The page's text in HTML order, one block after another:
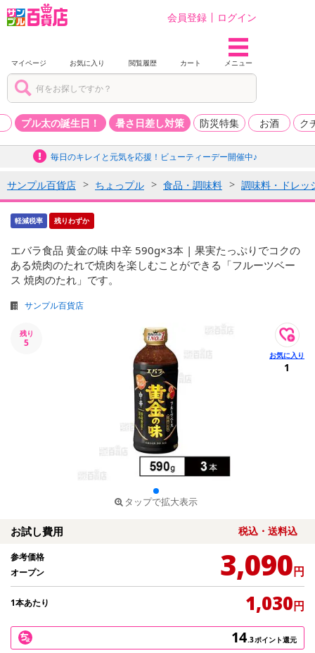
会員登録 ログイン
マイページ お気に入り 閲覧履歴 カート メニュー
プル太の誕生日！ 暑さ日差し対策 防災特集 お酒 ク
毎日のキレイと元気を応援！ビューティーデー開催中♪
サンプル百貨店 ちょっプル 食品・調味料 調味料・ドレッ
軽減税率 残りわずか
エバラ食品 黄金の味 中辛 590g×3本 | 果実たっぷりでコクの
ある焼肉のたれで焼肉を楽しむことができる「フルーツベー
ス 焼肉のたれ」です。
サンプル百貨店
残り
5
タップで拡大表示
1
お試し費用 税込・送料込
参考価格
オープン
3,090円
1本あたり 1,030円
14.3ポイント還元